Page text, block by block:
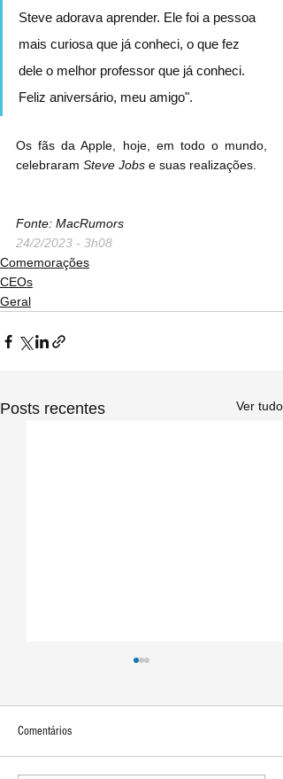
Steve adorava aprender. Ele foi a pessoa
mais curiosa que já conheci, o que fez
dele o melhor professor que já conheci.
Feliz aniversário, meu amigo".
Os fãs da Apple, hoje, em todo o mundo,
celebraram Steve Jobs e suas realizações.
Fonte: MacRumors
24/2/2023 - 3h08
Comemorações
CEOs
Geral
Posts recentes Ver tudo
Comentários